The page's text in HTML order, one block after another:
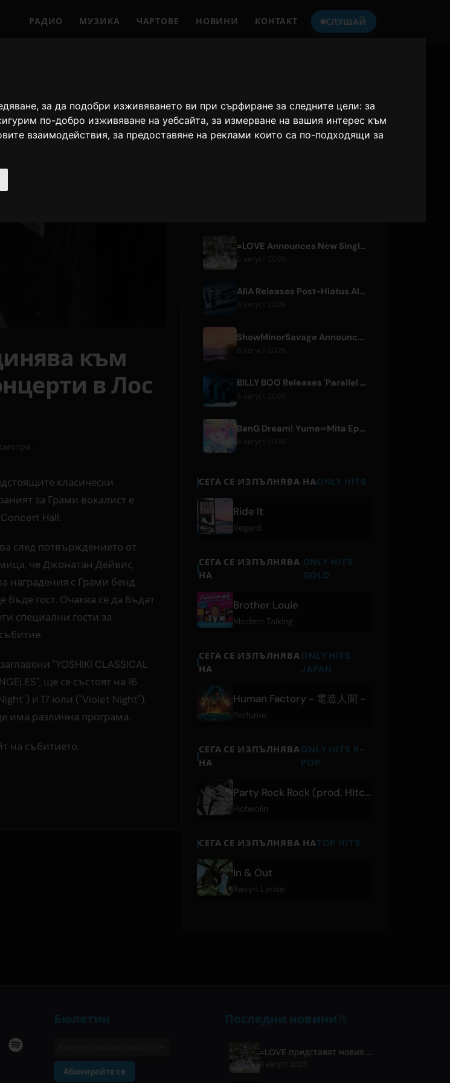
за да подобри изживяването ви при сърфиране за следните цели:за
по-добро изживяване на уебсайта,за измерване на вашия интерес към
взаимодействия,за предоставяне на реклами които са по-подходящи за
РАДИО МУЗИКА ЧАРТОВЕ НОВИНИ КОНТАКТ СЛУШАЙ
към
в Лос
класически
за Грами вокалист е
Hall.
след потвърждението от
че Джонатан Дейвис,
наградения с Грами бенд
бъде гост. Очаква се да бъдат
специални гости за
"YOSHIKI CLASSICAL
ще се състоят на 16
и 17 юли ("Violet Night").
има различна програма.
на събитието.
Only Hits Japan
=LOVE Announces New Single 'Koi, Hajimemashita.' and Tokyo Dome Concerts
8 август 2026
AliA Releases Post-Hiatus Album 'mate', Announces Tokyo Live
ShowMinorSavage Announces New Digital Single 'Gradation'
BILLY BOO Releases 'Parallel Night-EP' Featuring TV Drama Theme Song
BanG Dream! Yume∞Mita Episode 8 Live Clip Released
СЕГА СЕ ИЗПЪЛНЯВА НАONLY HITS
Ride It
Regard
СЕГА СЕ ИЗПЪЛНЯВА
НА
ONLY HITS
GOLD
Brother Louie
Modern Talking
СЕГА СЕ ИЗПЪЛНЯВА
НА
ONLY HITS
JAPAN
Human Factory - 電造人間 -
Perfume
СЕГА СЕ ИЗПЪЛНЯВА
НА
ONLY HITS K-
POP
Party Rock Rock (prod. Hitchhiker)
Picheolin
СЕГА СЕ ИЗПЪЛНЯВА НАTOP HITS
In & Out
Ravyn Lenae
Бюлетин
Абонирайте се
Последни новини
=LOVE представят новия си сингъл 'Koi, Hajimemashita.' и концерти в Tokyo Dome
8 август 2026